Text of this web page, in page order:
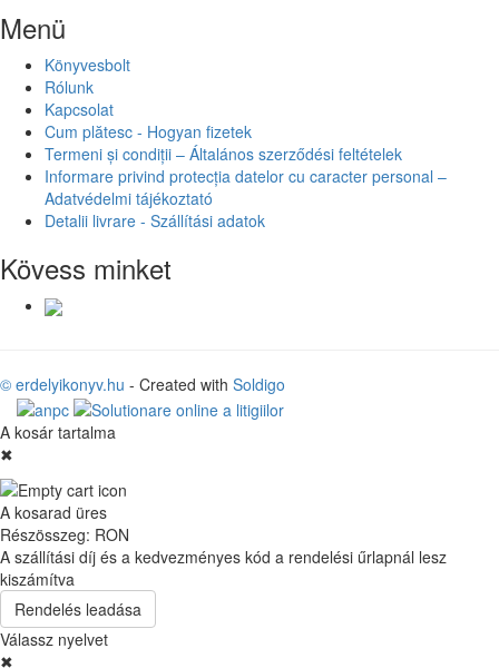
Menü
Könyvesbolt
Rólunk
Kapcsolat
Cum plătesc - Hogyan fizetek
Termeni și condiții – Általános szerződési feltételek
Informare privind protecția datelor cu caracter personal –
Adatvédelmi tájékoztató
Detalii livrare - Szállítási adatok
Kövess minket
© erdelyikonyv.hu - Created with Soldigo
A kosár tartalma
✖
A kosarad üres
Részösszeg: RON
A szállítási díj és a kedvezményes kód a rendelési űrlapnál lesz
kiszámítva
Rendelés leadása
Válassz nyelvet
✖